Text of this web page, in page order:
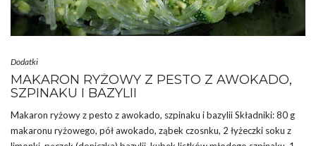
Dodatki
MAKARON RYŻOWY Z PESTO Z AWOKADO,
SZPINAKU I BAZYLII
Makaron ryżowy z pesto z awokado, szpinaku i bazylii Składniki: 80 g
makaronu ryżowego, pół awokado, ząbek czosnku, 2 łyżeczki soku z